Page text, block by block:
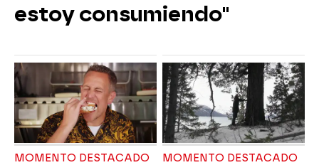
estoy consumiendo"
MOMENTO DESTACADO MOMENTO DESTACADO